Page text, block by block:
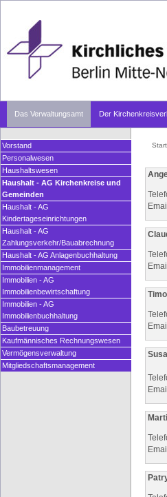
Das Verwaltungsamt Der
Vorstand
Personalwesen
Haushaltswesen
Haushalt - AG Kirchenkreise und
Gemeinden
Haushalt - AG
Kindertageseinrichtungen
Haushalt - AG
Zahlungsverkehr/Bauabrechnung
Haushalt - AG Anlagenbuchhaltung
Immobilienmanagement
Immobilien - AG
Immobilienbewirtschaftung
Immobilien - AG
Immobilienbuchhaltung
Baubetreuung
Kaufmännisches Rechnungswesen
Vermögensverwaltung
Mitgliedschaftsmanagement